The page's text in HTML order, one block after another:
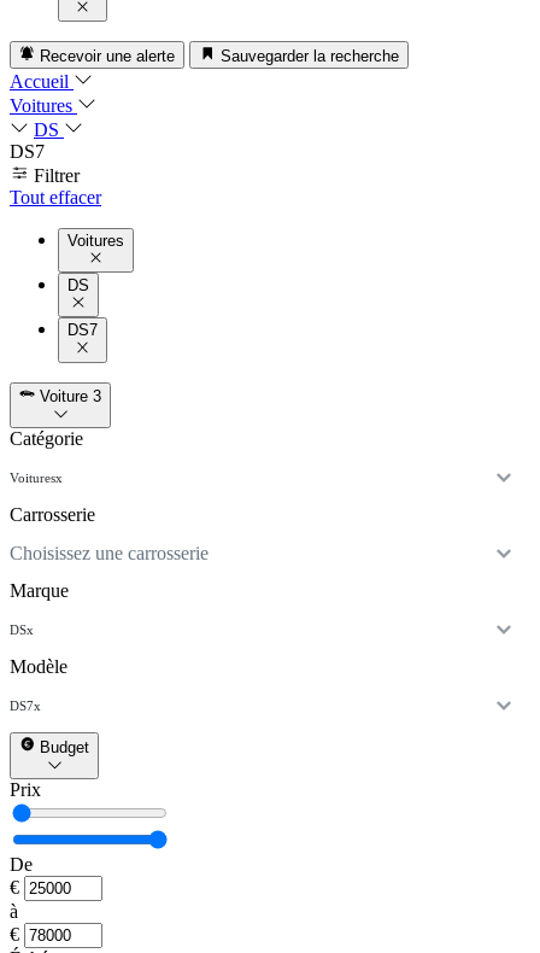
Recevoir une alerte Sauvegarder la recherche
Accueil
Voitures
DS
DS7
Filtrer
Tout effacer
Voitures
DS
DS7
Voiture 3
Catégorie
Voituresx
Carrosserie
Choisissez une carrosserie
Marque
DSx
Modèle
DS7x
Budget
Prix
De
€
à
€